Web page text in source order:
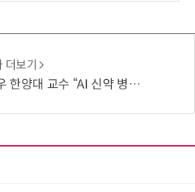
더보기
약 병목, K-문샷으로 극복해 개발 속도 10배 향상”